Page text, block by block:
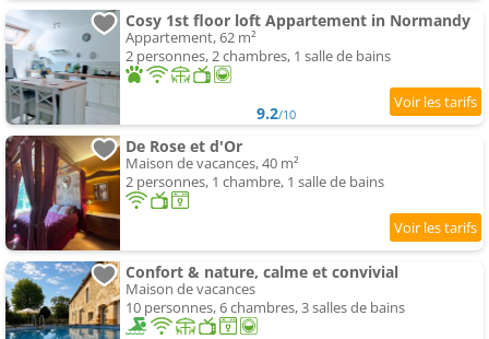
Cosy 1st floor loft Appartement in Normandy
Appartement, 62 m²
2 personnes, 2 chambres, 1 salle de bains
9.2/10
De Rose et d'Or
Maison de vacances, 40 m²
2 personnes, 1 chambre, 1 salle de bains
Confort & nature, calme et convivial
Maison de vacances
10 personnes, 6 chambres, 3 salles de bains